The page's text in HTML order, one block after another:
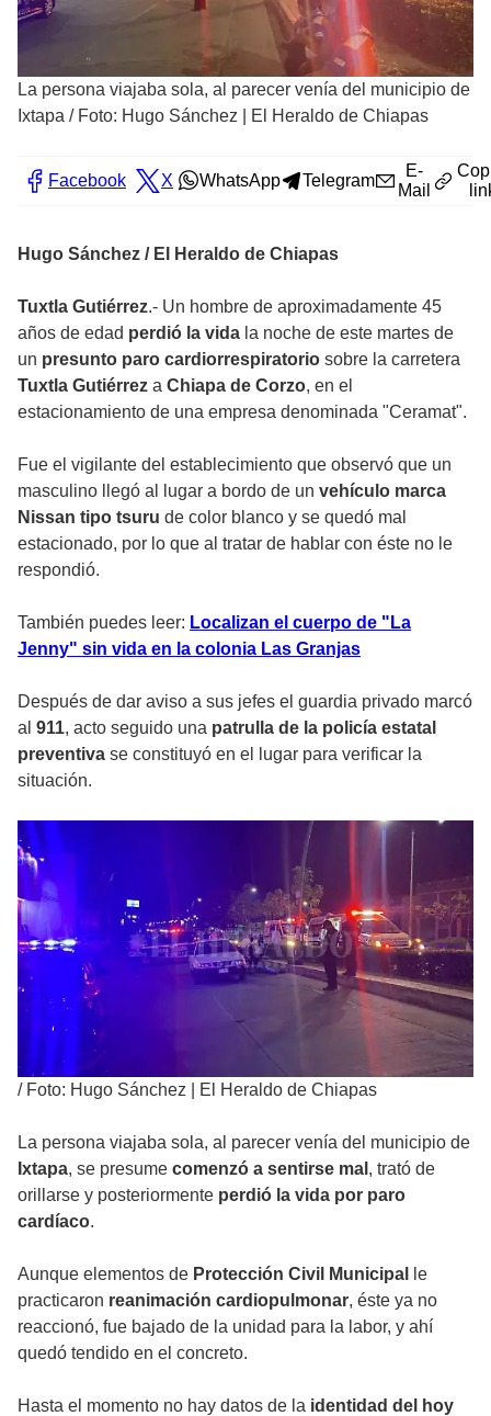
La persona viajaba sola, al parecer venía del municipio de
Ixtapa / Foto: Hugo Sánchez | El Heraldo de Chiapas
Facebook X WhatsApp Telegram
E-
Mail
Hugo Sánchez / El Heraldo de Chiapas
Tuxtla Gutiérrez.- Un hombre de aproximadamente 45
años de edad perdió la vida la noche de este martes de
un presunto paro cardiorrespiratorio sobre la carretera
Tuxtla Gutiérrez a Chiapa de Corzo, en el
estacionamiento de una empresa denominada "Ceramat".
Fue el vigilante del establecimiento que observó que un
masculino llegó al lugar a bordo de un vehículo marca
Nissan tipo tsuru de color blanco y se quedó mal
estacionado, por lo que al tratar de hablar con éste no le
respondió.
También puedes leer: Localizan el cuerpo de "La
Jenny" sin vida en la colonia Las Granjas
Después de dar aviso a sus jefes el guardia privado marcó
al 911, acto seguido una patrulla de la policía estatal
preventiva se constituyó en el lugar para verificar la
situación.
/ Foto: Hugo Sánchez | El Heraldo de Chiapas
La persona viajaba sola, al parecer venía del municipio de
Ixtapa, se presume comenzó a sentirse mal , trató de
orillarse y posteriormente perdió la vida por paro
cardíaco.
Aunque elementos de Protección Civil Municipal
le
practicaron reanimación cardiopulmonar, éste ya no
reaccionó, fue bajado de la unidad para la labor, y ahí
quedó tendido en el concreto.
Hasta el momento no hay datos de la identidad del hoy